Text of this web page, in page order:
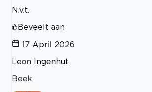
N.v.t.
Beveelt aan
17 April 2026
Leon Ingenhut
Beek